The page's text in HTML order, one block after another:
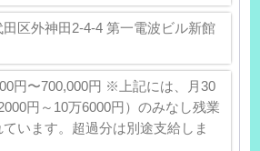
区外神田2-4-4 第一電波ビル新館
円〜700,000円 ※上記には、月30
円～10万6000円）のみなし残業
います。超過分は別途支給しま